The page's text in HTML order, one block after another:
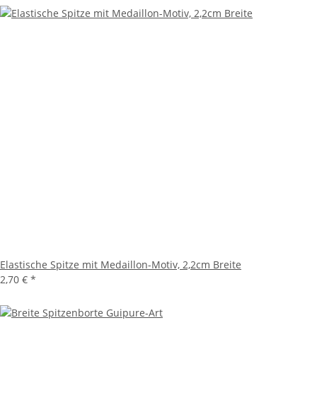
Elastische Spitze mit Medaillon-Motiv, 2,2cm Breite
2,70 € *